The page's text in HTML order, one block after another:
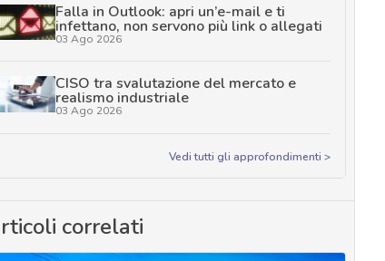
Falla in Outlook: apri un’e-mail e ti
infettano, non servono più link o allegati
03 Ago 2026
CISO tra svalutazione del mercato e
realismo industriale
03 Ago 2026
Vedi tutti gli approfondimenti >
correlati